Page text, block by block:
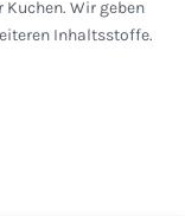
Wir geben
Inhaltsstoffe.